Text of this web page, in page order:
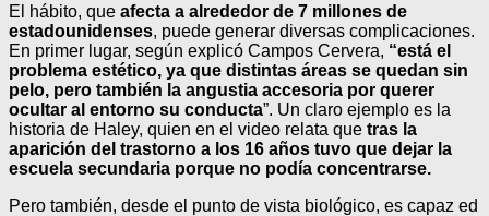
El hábito, que afecta a alrededor de 7 millones de
estadounidenses, puede generar diversas complicaciones.
En primer lugar, según explicó Campos Cervera, “está el
problema estético, ya que distintas áreas se quedan sin
pelo, pero también la angustia accesoria por querer
ocultar al entorno su conducta”. Un claro ejemplo es la
historia de Haley, quien en el video relata que tras la
aparición del trastorno a los 16 años tuvo que dejar la
escuela secundaria porque no podía concentrarse.
Pero también, desde el punto de vista biológico, es capaz ed